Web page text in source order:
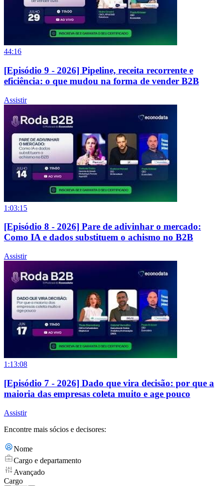
44:16
[Episódio 9 - 2026] Pipeline, receita recorrente e
eficiência: o que mudou na forma de vender B2B
Assistir
1:03:15
[Episódio 8 - 2026] Pare de adivinhar o mercado:
Como IA e dados substituem o achismo no B2B
Assistir
1:13:08
[Episódio 7 - 2026] Dado que vira decisão: por que a
maioria das empresas coleta muito e age pouco
Assistir
Encontre mais sócios e decisores:
Nome
Cargo e departamento
Avançado
Cargo